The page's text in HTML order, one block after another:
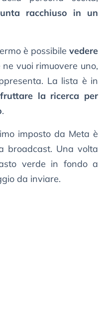
racchiuso in un
è possibile vedere
ne vuoi rimuovere uno,
La lista è in
la ricerca per
.
imposto da Meta è
broadcast. Una volta
verde in fondo a
da inviare.